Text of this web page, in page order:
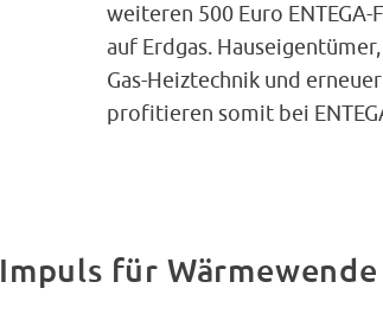
weiteren 500 Euro
auf Erdgas.
Gas-Heiztechnik und
profitieren somit bei
Impuls für